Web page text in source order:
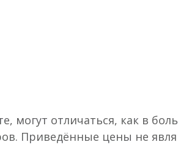
могут отличаться, как в
Приведённые цены не